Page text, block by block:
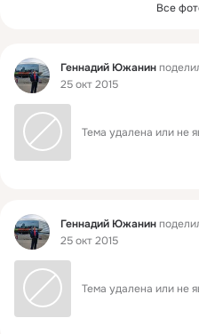
Все
Фид Геннадий Южанин
25 окт 2015
Тема удалена или не
Фид Геннадий Южанин
25 окт 2015
Тема удалена или не